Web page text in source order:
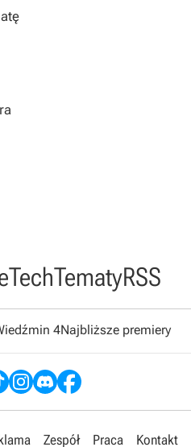
TechTematyRSS
4Najbliższe premiery
Zespół Praca Kontakt